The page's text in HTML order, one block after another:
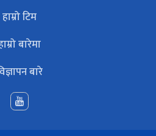
हाम्रो टिम
बारेमा
बारे